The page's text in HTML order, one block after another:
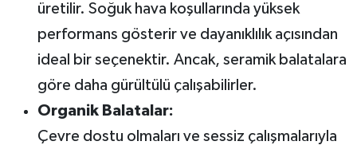
üretilir. Soğuk hava koşullarında yüksek
performans gösterir ve dayanıklılık açısından
ideal bir seçenektir. Ancak, seramik balatalara
göre daha gürültülü çalışabilirler.
Organik Balatalar:
Çevre dostu olmaları ve sessiz çalışmalarıyla